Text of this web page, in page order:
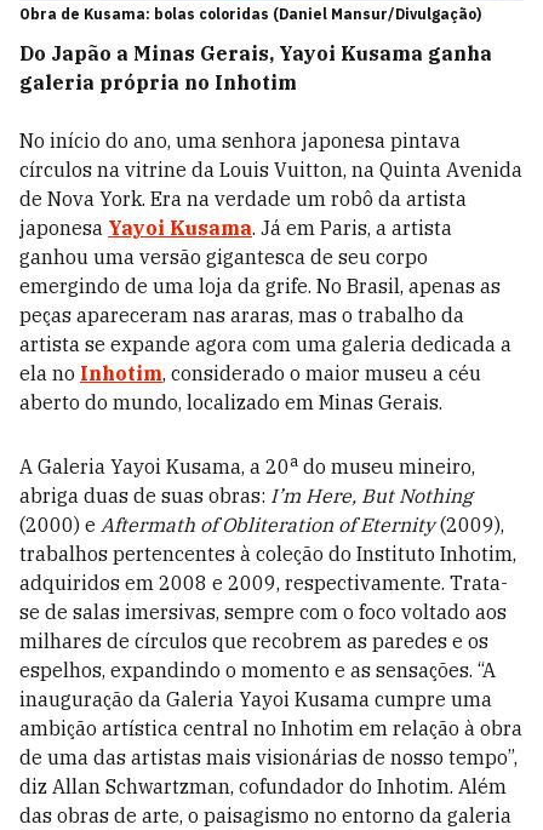
Obra de Kusama: bolas coloridas (Daniel Mansur/Divulgação)
Do Japão a Minas Gerais, Yayoi Kusama ganha
galeria própria no Inhotim
No início do ano, uma senhora japonesa pintava
círculos na vitrine da Louis Vuitton, na Quinta Avenida
de Nova York. Era na verdade um robô da artista
japonesa Yayoi Kusama. Já em Paris, a artista
ganhou uma versão gigantesca de seu corpo
emergindo de uma loja da grife. No Brasil, apenas as
peças apareceram nas araras, mas o trabalho da
artista se expande agora com uma galeria dedicada a
ela no Inhotim, considerado o maior museu a céu
aberto do mundo, localizado em Minas Gerais.
A Galeria Yayoi Kusama, a 20a do museu mineiro,
abriga duas de suas obras: I’m Here, But Nothing
(2000) e Aftermath of Obliteration of Eternity(2009),
trabalhos pertencentes à coleção do Instituto Inhotim,
adquiridos em 2008 e 2009, respectivamente. Trata-
se de salas imersivas, sempre com o foco voltado aos
milhares de círculos que recobrem as paredes e os
espelhos, expandindo o momento e as sensações. “A
inauguração da Galeria Yayoi Kusama cumpre uma
ambição artística central no Inhotim em relação à obra
de uma das artistas mais visionárias de nosso tempo”,
diz Allan Schwartzman, cofundador do Inhotim. Além
das obras de arte, o paisagismo no entorno da galeria